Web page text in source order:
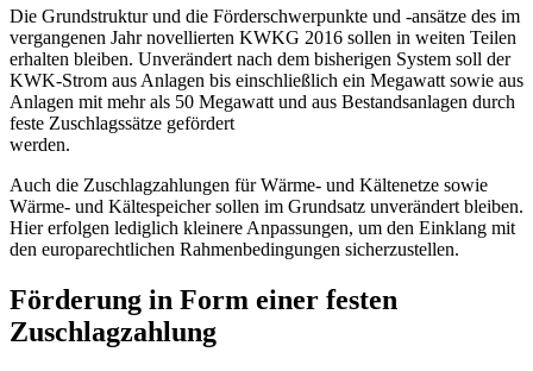
Die Grundstruktur und die Förderschwerpunkte und -ansätze des im
vergangenen Jahr novellierten KWKG 2016 sollen in weiten Teilen
erhalten bleiben. Unverändert nach dem bisherigen System soll der
KWK-Strom aus Anlagen bis einschließlich ein Megawatt sowie aus
Anlagen mit mehr als 50 Megawatt und aus Bestandsanlagen durch
feste Zuschlagssätze gefördert
werden.
Auch die Zuschlagzahlungen für Wärme- und Kältenetze sowie
Wärme- und Kältespeicher sollen im Grundsatz unverändert bleiben.
Hier erfolgen lediglich kleinere Anpassungen, um den Einklang mit
den europarechtlichen Rahmenbedingungen sicherzustellen.
Förderung in Form einer festen
Zuschlagzahlung